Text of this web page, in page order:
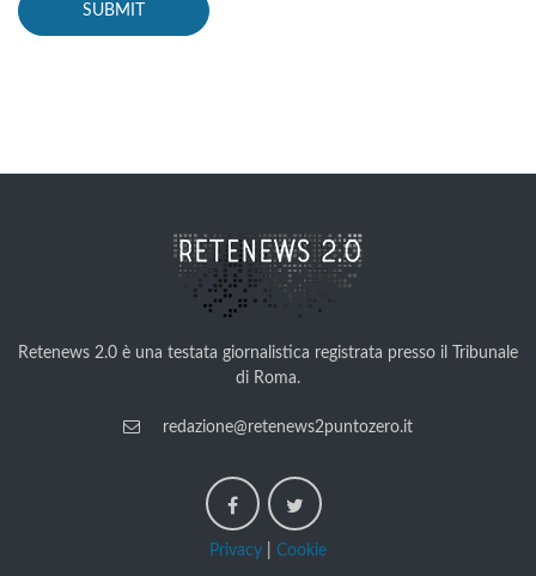
Retenews 2.0 è una testata giornalistica registrata presso il Tribunale
di Roma.
redazione@retenews2puntozero.it
Privacy Cookie